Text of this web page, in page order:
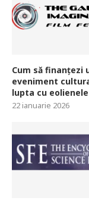
Cum să finanțezi
eveniment
lupta cu eolienele
22 ianuarie 2026